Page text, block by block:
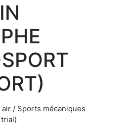
/ Sports mécaniques